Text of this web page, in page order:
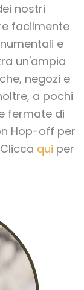
nostri
facilmente
e
un'ampia
negozi e
a pochi
fermate di
Hop-off per
qui per